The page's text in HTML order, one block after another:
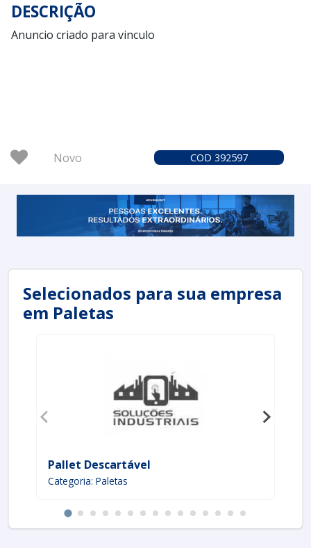
DESCRIÇÃO
Anuncio criado para vinculo
Novo COD 392597
Selecionados para sua empresa
em Paletas
Pallet Descartável
Categoria: Paletas